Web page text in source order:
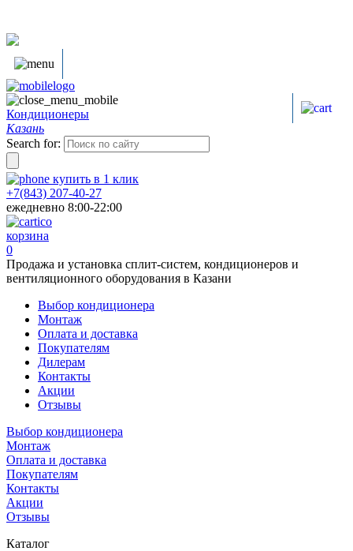
Кондиционеры
Казань
Search for:
купить в 1 клик
+7(843) 207-40-27
ежедневно 8:00-22:00
корзина
0
Продажа и установка сплит-систем, кондиционеров и
вентиляционного оборудования в Казани
Выбор кондиционера
Монтаж
Оплата и доставка
Покупателям
Дилерам
Контакты
Акции
Отзывы
Выбор кондиционера
Монтаж
Оплата и доставка
Покупателям
Контакты
Акции
Отзывы
Каталог